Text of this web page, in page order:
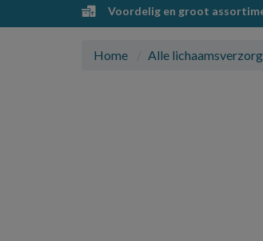
Voordelig en groot
Home Alle